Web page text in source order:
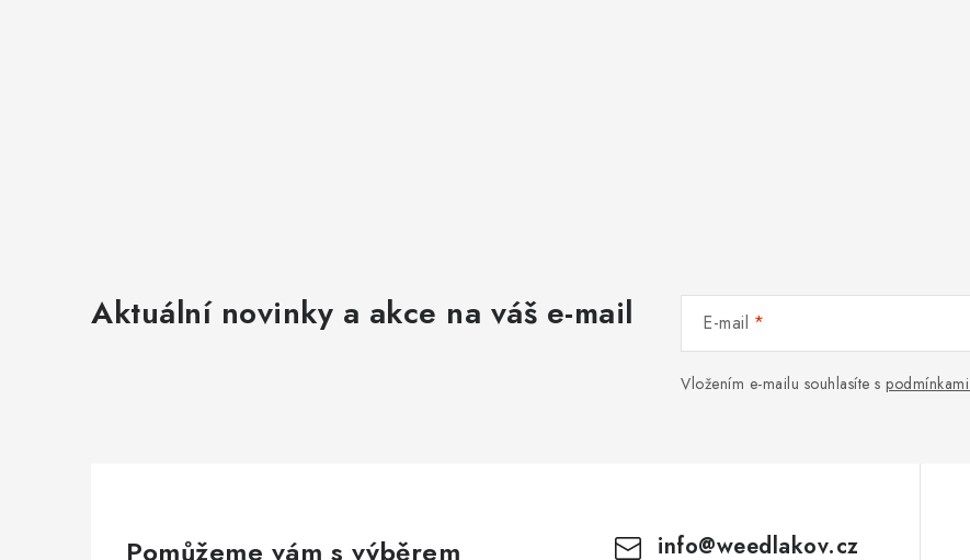
Aktuální novinky a akce na váš e-mail E-mail
Vložením e-mailu souhlasíte s
Pomůžeme vám s výběrem info@weedlakov.cz